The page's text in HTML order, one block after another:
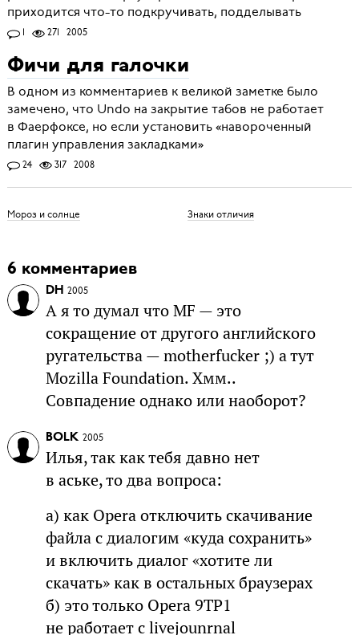
приходится что-то подкручивать, подделывать
1 271 2005
Фичи для галочки
В одном из комментариев к великой заметке было
замечено, что Undo на закрытие табов не работает
в Фаерфоксе, но если установить «навороченный
плагин управления закладками»
24 317 2008
Мороз и солнце Знаки отличия
6 комментариев
DH 2005
А я то думал что MF — это
сокращение от другого английского
ругательства — motherfucker ;) а тут
Mozilla Foundation. Хмм..
Совпадение однако или наоборот?
BOLK 2005
Илья, так как тебя давно нет
в аське, то два вопроса:
a) как Opera отключить скачивание
файла с диалогим «куда сохранить»
и включить диалог «хотите ли
скачать» как в остальных браузерах
б) это только Opera 9TP1
не работает с livejounrnal